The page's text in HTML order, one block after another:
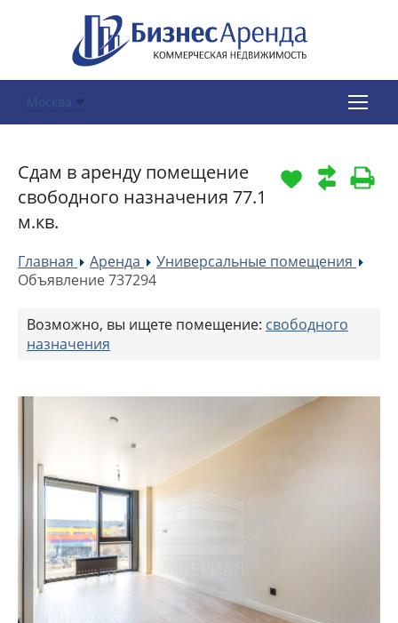
Москва
Сдам в аренду помещение
свободного назначения 77.1
м.кв.
Главная »
Аренда »
Универсальные помещения
Объявление 737294
Возможно, вы ищете помещение: свободного
назначения